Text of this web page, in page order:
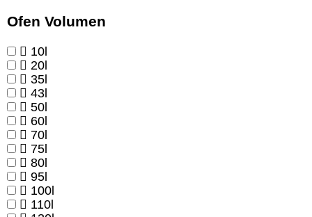
Ofen Volumen
10l
20l
35l
43l
50l
60l
70l
75l
80l
95l
100l
110l